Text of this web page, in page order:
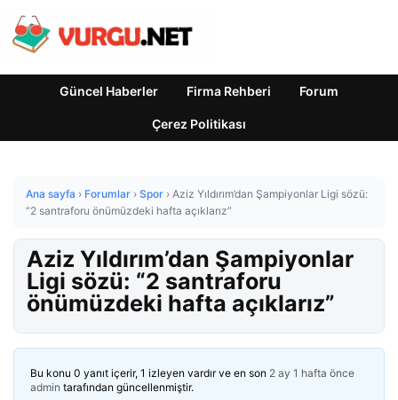
Güncel Haberler Firma Rehberi Forum
Çerez Politikası
Ana sayfa › Forumlar › Spor › Aziz Yıldırım’dan Şampiyonlar Ligi sözü:
“2 santraforu önümüzdeki hafta açıklarız”
Aziz Yıldırım’dan Şampiyonlar
Ligi sözü: “2 santraforu
önümüzdeki hafta açıklarız”
Bu konu 0 yanıt içerir, 1 izleyen vardır ve en son 2 ay 1 hafta önce
admin tarafından güncellenmiştir.